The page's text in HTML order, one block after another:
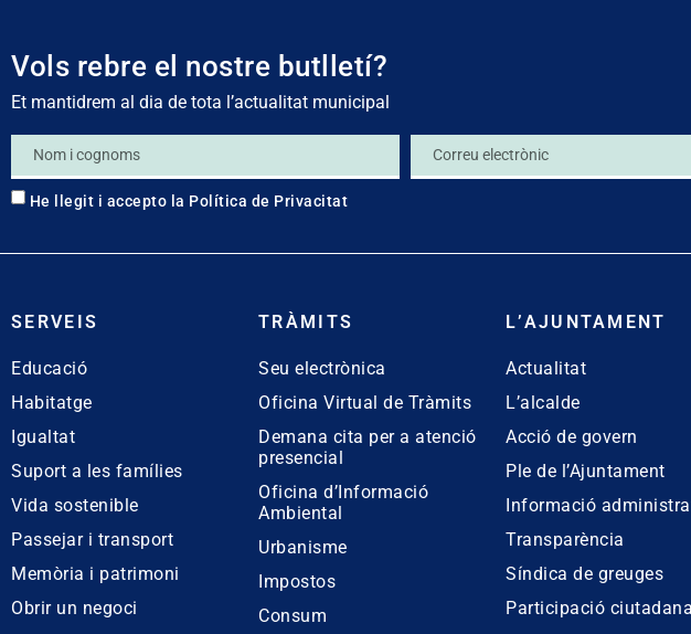
Vols rebre el nostre butlletí?
Et mantidrem al dia de tota l’actualitat municipal
He llegit i accepto la Política de Privacitat
SERVEIS
Educació
Habitatge
Igualtat
Suport a les famílies
Vida sostenible
Passejar i transport
Memòria i patrimoni
Obrir un negoci
TRÀMITS
Seu electrònica
Oficina Virtual de Tràmits
Demana cita per a atenció
presencial
Oficina d’Informació
Ambiental
Urbanisme
Impostos
Consum
L’AJUNTAMENT
Actualitat
L’alcalde
Acció de govern
Ple de l’Ajuntament
Informació
Transparència
Síndica de greuges
Participació ciutadana